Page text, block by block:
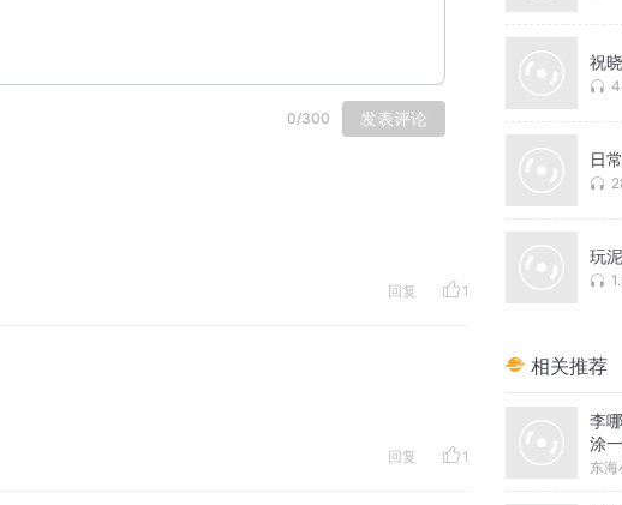
0/300 发表评论
回复 1
回复 1
祝
日
玩
相关推荐
李
涂
级
东